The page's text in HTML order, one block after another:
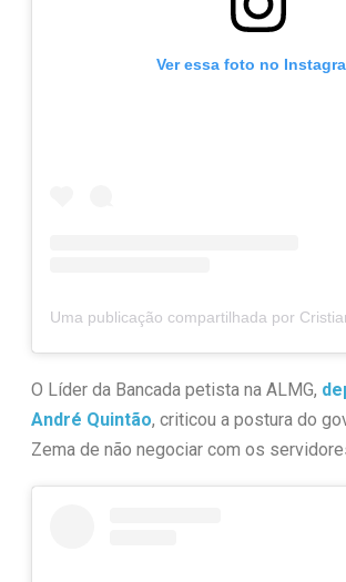
Ver essa foto no
O Líder da Bancada petista na ALMG,
André Quintão, criticou a postura do
Zema de não negociar com os